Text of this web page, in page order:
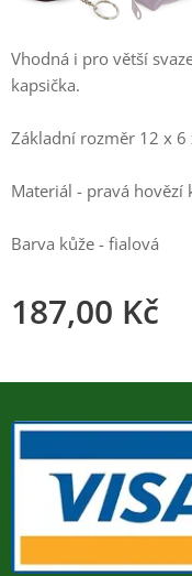
Vhodná i pro větší
kapsička.
Základní rozměr 12 x 6
Materiál - pravá hovězí
Barva kůže - fialová
187,00 Kč